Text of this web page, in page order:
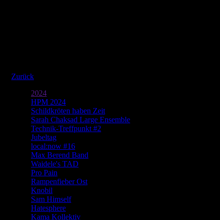
Zurück
2024
HPM 2024
Schildkröten haben Zeit
Sarah Chaksad Large Ensemble
Technik-Treffpunkt #2
Jubeltag
local:now #16
Max Berend Band
Waidele's TAD
Pro Pain
Rampenfieber Ost
Knobil
Sam Himself
Hatesphere
Kama Kollektiv